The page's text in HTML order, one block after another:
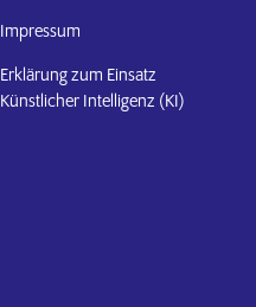
Impressum
Erklärung zum Einsatz
Künstlicher Intelligenz (KI)